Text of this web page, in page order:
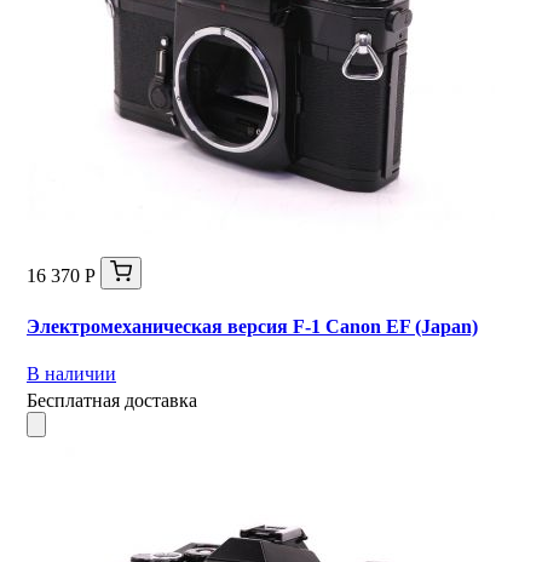
16 370 Р
Электромеханическая версия F-1 Canon EF (Japan)
В наличии
Бесплатная доставка